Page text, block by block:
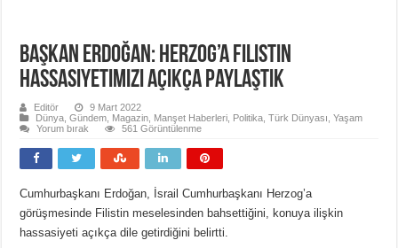
Başkan Erdoğan: Herzog’a Filistin
hassasiyetimizi açıkça paylaştık
Editör
9 Mart 2022
Dünya ,Gündem Magazin Manşet Haberleri Politika ,Türk Dünyası ,Yaşam
Yorum bırak
561 Görüntülenme
Cumhurbaşkanı Erdoğan, İsrail Cumhurbaşkanı Herzog’a
görüşmesinde Filistin meselesinden bahsettiğini, konuya ilişkin
hassasiyeti açıkça dile getirdiğini belirtti.